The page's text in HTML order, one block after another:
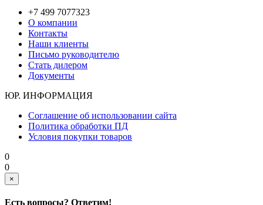
+7 499 7077323
О компании
Контакты
Наши клиенты
Письмо руководителю
Стать дилером
Документы
ЮР. ИНФОРМАЦИЯ
Соглашение об использовании сайта
Политика обработки ПД
Условия покупки товаров
0
0
×
Есть вопросы? Ответим!